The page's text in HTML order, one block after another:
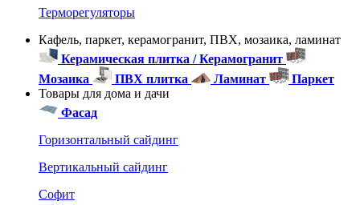
Терморегуляторы
Кафель, паркет, керамогранит, ПВХ, мозаика, ламинат
Керамическая плитка / Керамогранит
Мозаика
ПВХ плитка Ламинат
Паркет
Товары для дома и дачи
Фасад
Горизонтальный сайдинг
Вертикальный сайдинг
Софит